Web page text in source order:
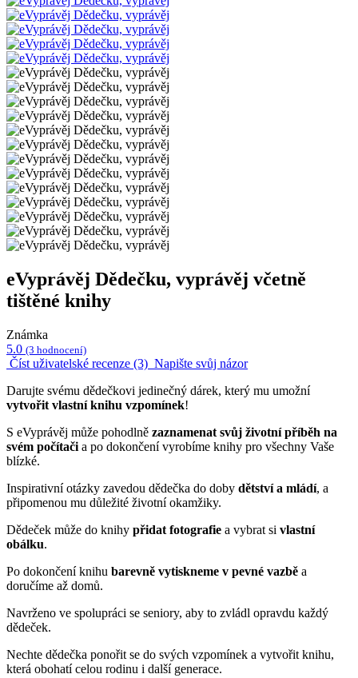
eVyprávěj Dědečku, vyprávěj včetně
tištěné knihy
Známka
5.0 (3 hodnocení)
Číst uživatelské recenze (3) Napište svůj názor
Darujte svému dědečkovi jedinečný dárek, který mu umožní
vytvořit vlastní knihu vzpomínek!
S eVyprávěj může pohodlně zaznamenat svůj životní příběh na
svém počítači a po dokončení vyrobíme knihy pro všechny Vaše
blízké.
Inspirativní otázky zavedou dědečka do doby dětství a mládí, a
připomenou mu důležité životní okamžiky.
Dědeček může do knihy přidat fotografie a vybrat si vlastní
obálku.
Po dokončení knihu barevně vytiskneme v pevné vazbě a
doručíme až domů.
Navrženo ve spolupráci se seniory, aby to zvládl opravdu každý
dědeček.
Nechte dědečka ponořit se do svých vzpomínek a vytvořit knihu,
která obohatí celou rodinu i další generace.